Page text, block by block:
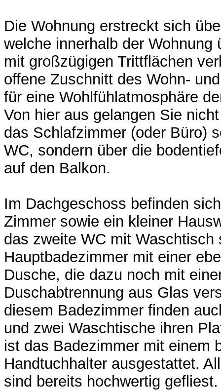
Die Wohnung erstreckt sich
welche innerhalb der Wohnung
mit großzügigen Trittflächen
offene Zuschnitt des Wohn-
für eine Wohlfühlatmosphäre
Von hier aus gelangen Sie
das Schlafzimmer (oder Büro)
WC, sondern über die
auf den Balkon.
Im Dachgeschoss befinden
Zimmer sowie ein kleiner
das zweite WC mit Waschtisch
Hauptbadezimmer mit einer
Dusche, die dazu noch mit
Duschabtrennung aus Glas
diesem Badezimmer finden
und zwei Waschtische ihren
ist das Badezimmer mit einem
Handtuchhalter ausgestattet.
sind bereits hochwertig gefliest.